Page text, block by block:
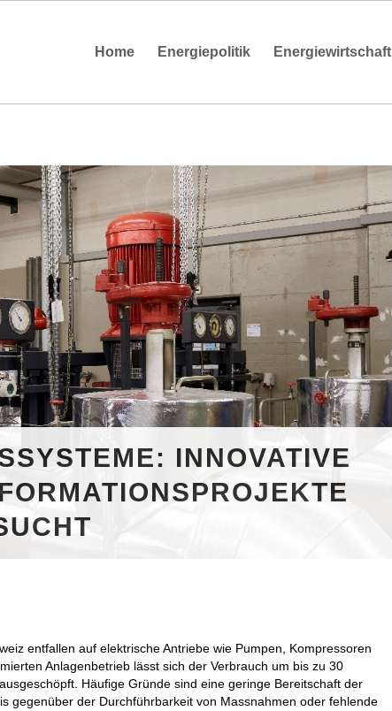
Home Energiepolitik Energiewirtschaft
INNOVATIVE
entfallen auf elektrische Antriebe wie Pumpen, Kompressoren
Anlagenbetrieb lässt sich der Verbrauch um bis zu 30
Häufige Gründe sind eine geringe Bereitschaft der
gegenüber der Durchführbarkeit von Massnahmen oder fehlende